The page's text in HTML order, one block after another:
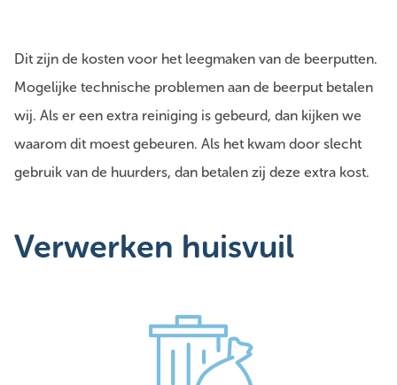
Dit zijn de kosten voor het leegmaken van de beerputten.
Mogelijke technische problemen aan de beerput betalen
wij. Als er een extra reiniging is gebeurd, dan kijken we
waarom dit moest gebeuren. Als het kwam door slecht
gebruik van de huurders, dan betalen zij deze extra kost.
Verwerken huisvuil